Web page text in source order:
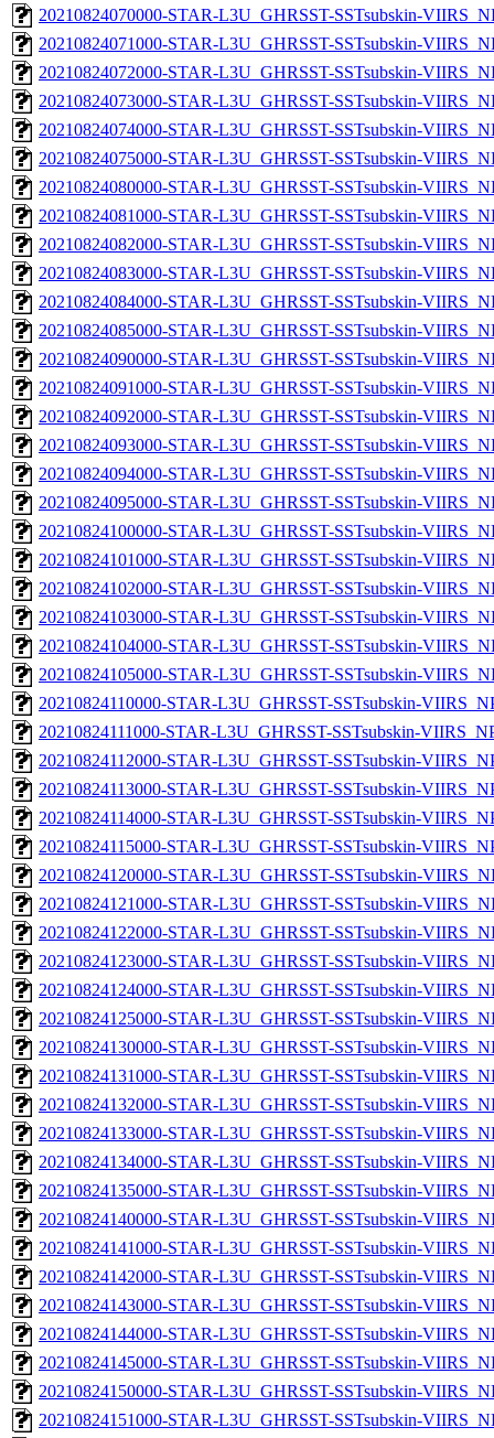
20210824070000-STAR-L3U_GHRSST-SSTsubskin-
20210824071000-STAR-L3U_GHRSST-SSTsubskin-
20210824072000-STAR-L3U_GHRSST-SSTsubskin-
20210824073000-STAR-L3U_GHRSST-SSTsubskin-
20210824074000-STAR-L3U_GHRSST-SSTsubskin-
20210824075000-STAR-L3U_GHRSST-SSTsubskin-
20210824080000-STAR-L3U_GHRSST-SSTsubskin-
20210824081000-STAR-L3U_GHRSST-SSTsubskin-
20210824082000-STAR-L3U_GHRSST-SSTsubskin-
20210824083000-STAR-L3U_GHRSST-SSTsubskin-
20210824084000-STAR-L3U_GHRSST-SSTsubskin-
20210824085000-STAR-L3U_GHRSST-SSTsubskin-
20210824090000-STAR-L3U_GHRSST-SSTsubskin-
20210824091000-STAR-L3U_GHRSST-SSTsubskin-
20210824092000-STAR-L3U_GHRSST-SSTsubskin-
20210824093000-STAR-L3U_GHRSST-SSTsubskin-
20210824094000-STAR-L3U_GHRSST-SSTsubskin-
20210824095000-STAR-L3U_GHRSST-SSTsubskin-
20210824100000-STAR-L3U_GHRSST-SSTsubskin-
20210824101000-STAR-L3U_GHRSST-SSTsubskin-
20210824102000-STAR-L3U_GHRSST-SSTsubskin-
20210824103000-STAR-L3U_GHRSST-SSTsubskin-
20210824104000-STAR-L3U_GHRSST-SSTsubskin-
20210824105000-STAR-L3U_GHRSST-SSTsubskin-
20210824110000-STAR-L3U_GHRSST-SSTsubskin-
20210824111000-STAR-L3U_GHRSST-SSTsubskin-
20210824112000-STAR-L3U_GHRSST-SSTsubskin-
20210824113000-STAR-L3U_GHRSST-SSTsubskin-
20210824114000-STAR-L3U_GHRSST-SSTsubskin-
20210824115000-STAR-L3U_GHRSST-SSTsubskin-
20210824120000-STAR-L3U_GHRSST-SSTsubskin-
20210824121000-STAR-L3U_GHRSST-SSTsubskin-
20210824122000-STAR-L3U_GHRSST-SSTsubskin-
20210824123000-STAR-L3U_GHRSST-SSTsubskin-
20210824124000-STAR-L3U_GHRSST-SSTsubskin-
20210824125000-STAR-L3U_GHRSST-SSTsubskin-
20210824130000-STAR-L3U_GHRSST-SSTsubskin-
20210824131000-STAR-L3U_GHRSST-SSTsubskin-
20210824132000-STAR-L3U_GHRSST-SSTsubskin-
20210824133000-STAR-L3U_GHRSST-SSTsubskin-
20210824134000-STAR-L3U_GHRSST-SSTsubskin-
20210824135000-STAR-L3U_GHRSST-SSTsubskin-
20210824140000-STAR-L3U_GHRSST-SSTsubskin-
20210824141000-STAR-L3U_GHRSST-SSTsubskin-
20210824142000-STAR-L3U_GHRSST-SSTsubskin-
20210824143000-STAR-L3U_GHRSST-SSTsubskin-
20210824144000-STAR-L3U_GHRSST-SSTsubskin-
20210824145000-STAR-L3U_GHRSST-SSTsubskin-
20210824150000-STAR-L3U_GHRSST-SSTsubskin-
20210824151000-STAR-L3U_GHRSST-SSTsubskin-